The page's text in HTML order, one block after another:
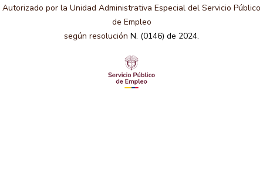
Autorizado por la Unidad Administrativa Especial del Servicio Público
de Empleo
según resolución N. (0146) de 2024.